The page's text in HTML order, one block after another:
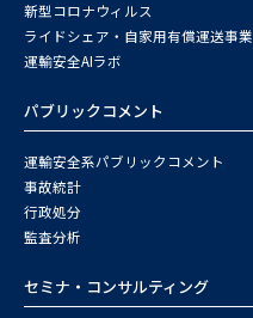
新型コロナウィルス
ライドシェア・自家用有償運送事業
運輸安全AIラボ
パブリックコメント
運輸安全系パブリックコメント
事故統計
行政処分
監査分析
セミナ・コンサルティング